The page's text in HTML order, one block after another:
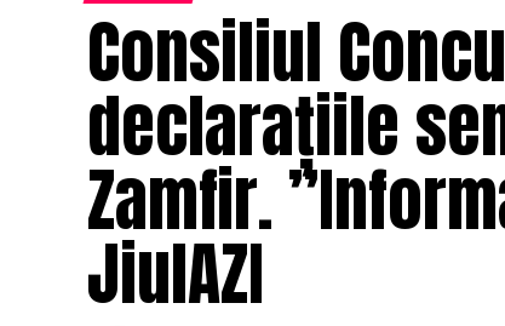
Consiliul
declarațiile
Zamfir.
JiulAZI